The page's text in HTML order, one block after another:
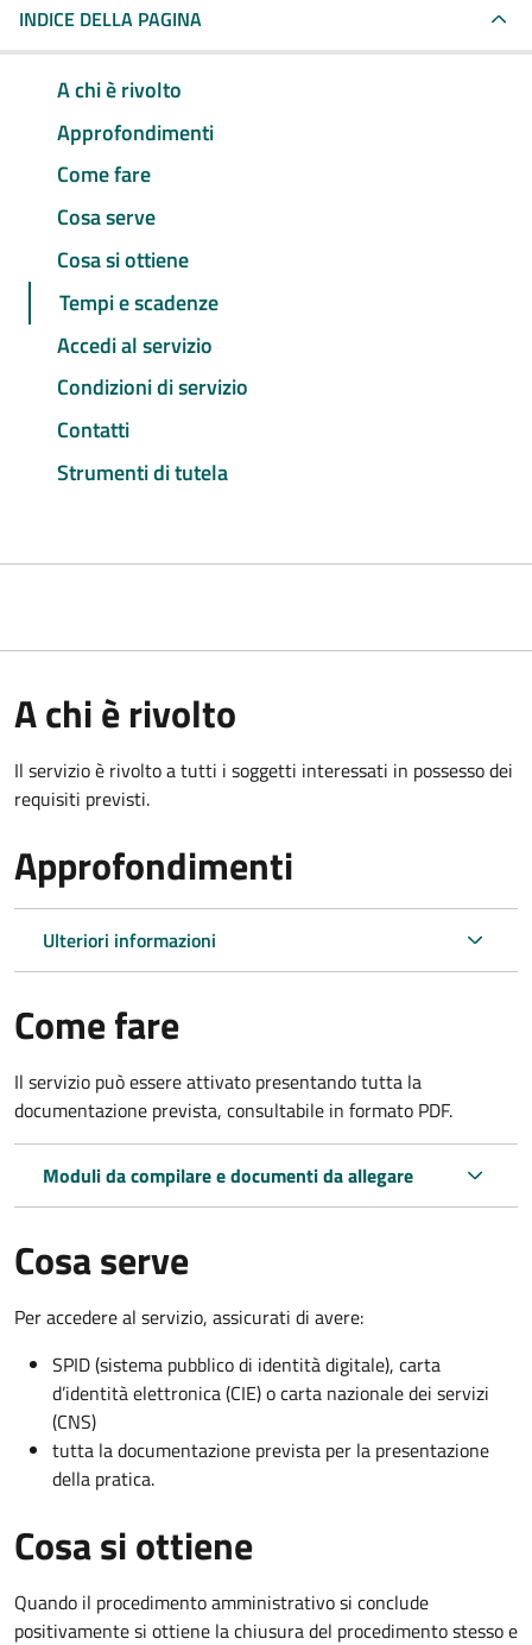
INDICE DELLA PAGINA
A chi è rivolto
Approfondimenti
Come fare
Cosa serve
Cosa si ottiene
Tempi e scadenze
Accedi al servizio
Condizioni di servizio
Contatti
Strumenti di tutela
A chi è rivolto
Il servizio è rivolto a tutti i soggetti interessati in possesso dei
requisiti previsti.
Approfondimenti
Ulteriori informazioni
Come fare
Il servizio può essere attivato presentando tutta la
documentazione prevista, consultabile in formato PDF.
Moduli da compilare e documenti da allegare
Cosa serve
Per accedere al servizio, assicurati di avere:
SPID (sistema pubblico di identità digitale), carta
d’identità elettronica (CIE) o carta nazionale dei servizi
(CNS)
tutta la documentazione prevista per la presentazione
della pratica.
Cosa si ottiene
Quando il procedimento amministrativo si conclude
positivamente si ottiene la chiusura del procedimento stesso e